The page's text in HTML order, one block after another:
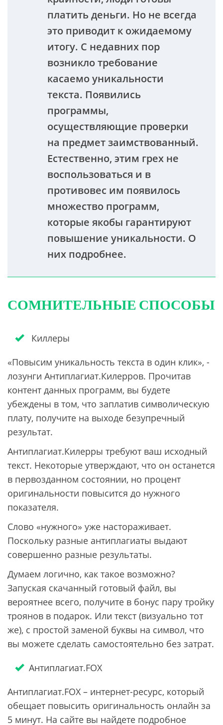
платить деньги. Но не всегда
это приводит к ожидаемому
итогу. С недавних пор
возникло требование
касаемо уникальности
текста. Появились
программы,
осуществляющие проверки
на предмет заимствованный.
Естественно, этим грех не
воспользоваться и в
противовес им появилось
множество программ,
которые якобы гарантируют
повышение уникальности. О
них подробнее.
СОМНИТЕЛЬНЫЕ СПОСОБЫ
Киллеры
«Повысим уникальность текста в один клик», -
лозунги Антиплагиат.Килерров. Прочитав
контент данных программ, вы будете
убеждены в том, что заплатив символическую
плату, получите на выходе безупречный
результат.
Антиплагиат.Килерры требуют ваш исходный
текст. Некоторые утверждают, что он останется
в первозданном состоянии, но процент
оригинальности повысится до нужного
показателя.
Слово «нужного» уже настораживает.
Поскольку разные антиплагиаты выдают
совершенно разные результаты.
Думаем логично, как такое возможно?
Запуская скачанный готовый файл, вы
вероятнее всего, получите в бонус пару тройку
троянов в подарок. Или текст (визуально тот
же), с простой заменой буквы на символ, что
вы можете сделать самостоятельно без затрат.
Антиплагиат.FOX
Антиплагиат.FOX – интернет-ресурс, который
обещает повысить оригинальность онлайн за
5 минут. На сайте вы найдете подробное